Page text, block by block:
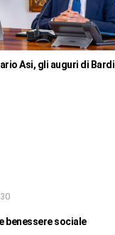
Asi, gli auguri di Bardi
benessere sociale